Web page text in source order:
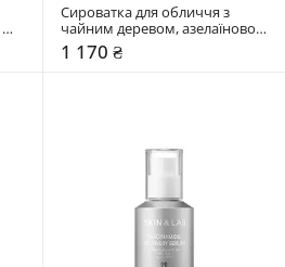
Сироватка для обличчя з
чайним деревом, азелаїновою
та коєвою кислотами Purito
Seoul 30 мл
1 170 ₴